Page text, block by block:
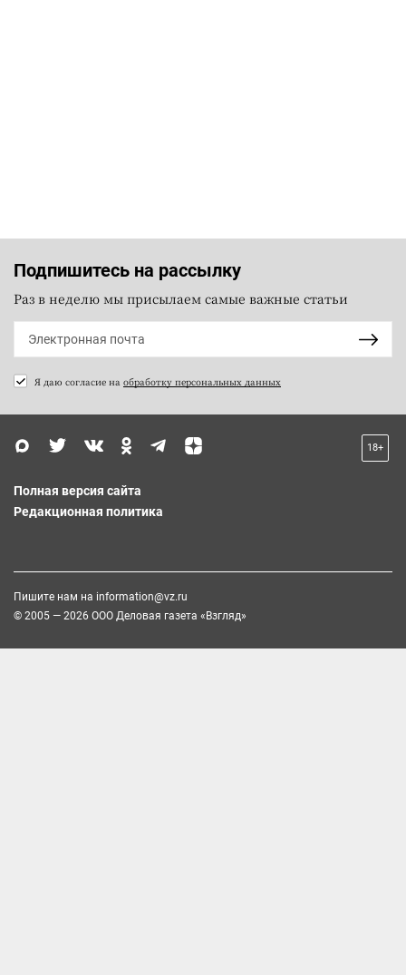
Подпишитесь на рассылку
Раз в неделю мы присылаем самые важные статьи
Я даю согласие на обработку персональных данных
18+
Полная версия сайта
Редакционная политика
Пишите нам на information@vz.ru
© 2005 — 2026 ООО Деловая газета «Взгляд»